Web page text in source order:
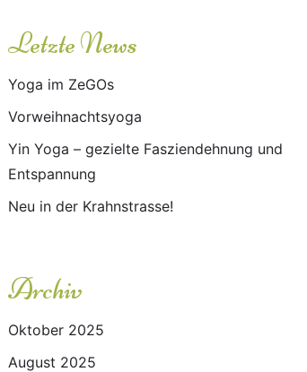
Letzte News
Yoga im ZeGOs
Vorweihnachtsyoga
Yin Yoga – gezielte Fasziendehnung und
Entspannung
Neu in der Krahnstrasse!
Archiv
Oktober 2025
August 2025